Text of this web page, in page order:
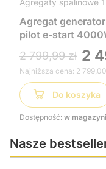
Agregaty spalinowe
Agregat
pilot e-start
2 799,99 zł 2
Najniższa cena: 2 799,00
Do koszyka
Dostępność: w
Nasze